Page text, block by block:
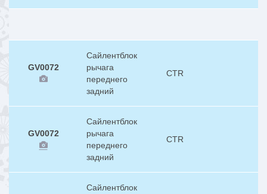
GV0072
Сайлентблок
рычага
переднего
задний
CTR
GV0072
Сайлентблок
рычага
переднего
задний
CTR
Сайлентблок